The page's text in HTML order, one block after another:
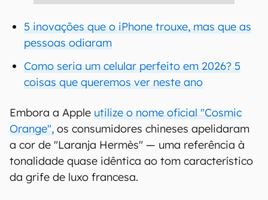
5 inovações que o iPhone trouxe, mas que as
pessoas odiaram
Como seria um celular perfeito em 2026? 5
coisas que queremos ver neste ano
Embora a Apple utilize o nome oficial "Cosmic
Orange", os consumidores chineses apelidaram
a cor de "Laranja Hermès" — uma referência à
tonalidade quase idêntica ao tom característico
da grife de luxo francesa.